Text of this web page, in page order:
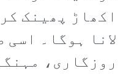
اکھاڑ پھینک
لانا ہوگا۔
روزگاری،